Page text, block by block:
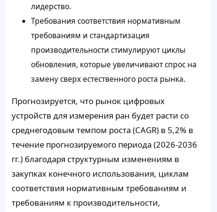
лидерство.
Требования соответствия нормативным
требованиям и стандартизация
производительности стимулируют циклы
обновления, которые увеличивают спрос на
замену сверх естественного роста рынка.
Прогнозируется, что рынок цифровых
устройств для измерения ран будет расти со
среднегодовым темпом роста (CAGR) в 5,2% в
течение прогнозируемого периода (2026-2036
гг.) благодаря структурным изменениям в
закупках конечного использования, циклам
соответствия нормативным требованиям и
требованиям к производительности,